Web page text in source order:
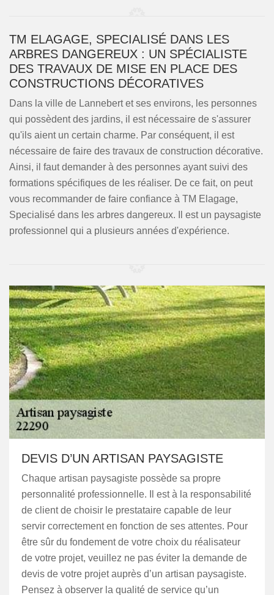
TM ELAGAGE, SPECIALISÉ DANS LES
ARBRES DANGEREUX : UN SPÉCIALISTE
DES TRAVAUX DE MISE EN PLACE DES
CONSTRUCTIONS DÉCORATIVES
Dans la ville de Lannebert et ses environs, les personnes
qui possèdent des jardins, il est nécessaire de s'assurer
qu'ils aient un certain charme. Par conséquent, il est
nécessaire de faire des travaux de construction décorative.
Ainsi, il faut demander à des personnes ayant suivi des
formations spécifiques de les réaliser. De ce fait, on peut
vous recommander de faire confiance à TM Elagage,
Specialisé dans les arbres dangereux. Il est un paysagiste
professionnel qui a plusieurs années d'expérience.
DEVIS D’UN ARTISAN PAYSAGISTE
Chaque artisan paysagiste possède sa propre
personnalité professionnelle. Il est à la responsabilité
de client de choisir le prestataire capable de leur
servir correctement en fonction de ses attentes. Pour
être sûr du fondement de votre choix du réalisateur
de votre projet, veuillez ne pas éviter la demande de
devis de votre projet auprès d’un artisan paysagiste.
Pensez à observer la qualité de service qu’un